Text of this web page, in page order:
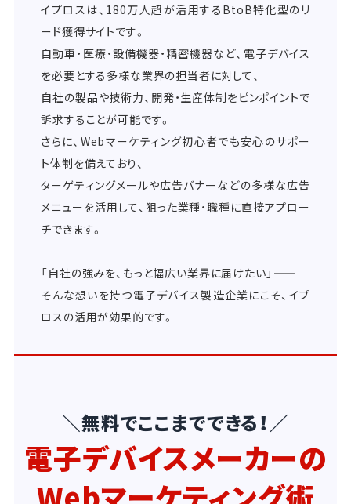
イプロスは、180万人超が活用するBtoB特化型のリ
ード獲得サイトです。
自動車・医療・設備機器・精密機器など、電子デバイス
を必要とする多様な業界の担当者に対して、
自社の製品や技術力、開発・生産体制をピンポイントで
訴求することが可能です。
さらに、Webマーケティング初心者でも安心のサポー
ト体制を備えており、
ターゲティングメールや広告バナーなどの多様な広告
メニューを活用して、狙った業種・職種に直接アプロー
チできます。
「自社の強みを、もっと幅広い業界に届けたい」――
そんな想いを持つ電子デバイス製造企業にこそ、イプ
ロスの活用が効果的です。
＼無料でここまでできる！／
電子デバイスメーカーの